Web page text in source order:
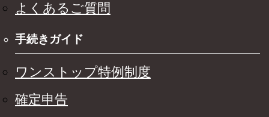
よくあるご質問
手続きガイド
ワンストップ特例制度
確定申告